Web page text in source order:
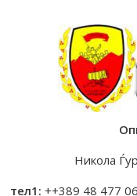
Никола
тел1: ++389 48 477